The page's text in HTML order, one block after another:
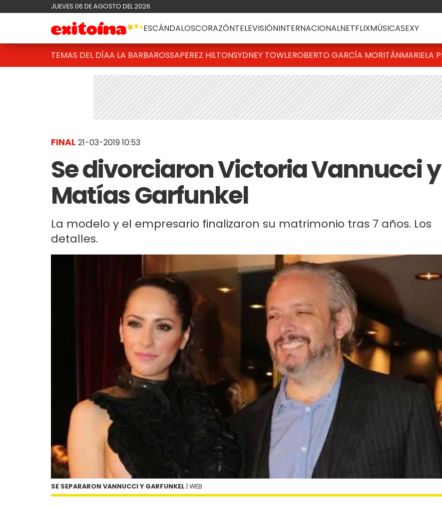
JUEVES 06 DE AGOSTO DEL 2026
ESCÁNDALOSCORAZÓNTELEVISIÓNINTERNACIONALNETFLIXMÚSICASEXY
TEMAS DEL DÍAA LA BARBAROSSAPEREZ HILTONSYDNEY TOWLEROBERTO GARCÍA MORITÁNMARIELA
FINAL 21-03-2019 10:53
Se divorciaron Victoria Vannucci y
Matías Garfunkel
La modelo y el empresario finalizaron su matrimonio tras 7 años. Los
detalles.
SE SEPARARON VANNUCCI Y GARFUNKEL | WEB